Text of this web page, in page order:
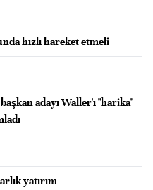
hızlı hareket etmeli
adayı Waller'ı "harika"
yatırım